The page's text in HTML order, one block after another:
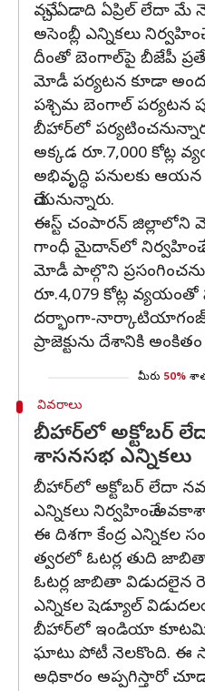
వచ్చే ఏడాది ఏప్రిల్‌ లేదా
అసెంబ్లీ ఎన్నికలు
దీంతో బెంగాల్‌పై బీజేపీ
మోడీ పర్యటన కూడా
పశ్చిమ బెంగాల్‌ పర్యటన
బీహార్‌లో
అక్కడ రూ.7,000 కోట్ల
అభివృద్ధి పనులకు ఆయన
చేయనున్నారు.
ఈస్ట్‌ చంపారన్‌ జిల్లాలోని
గాంధీ మైదాన్‌లో
మోడీ పాల్గొని
రూ.4,079 కోట్ల వ్యయంతో
దర్భాంగా-నార్కాటియాగంజ్‌
ప్రాజెక్టును దేశానికి
మీరు 50%
వివరాలు
బీహార్‌లో అక్టోబర్‌
శాసనసభ ఎన్నికలు
బీహార్‌లో అక్టోబర్‌ లేదా
ఎన్నికలు నిర్వహించే
ఈ దిశగా కేంద్ర ఎన్నికల
త్వరలో ఓటర్ల తుది
ఓటర్ల జాబితా విడుదలైన
ఎన్నికల షెడ్యూల్‌
బీహార్‌లో ఇండియా
ఘాటు పోటీ నెలకొంది. ఈ
అధికారం అప్పగిస్తారో